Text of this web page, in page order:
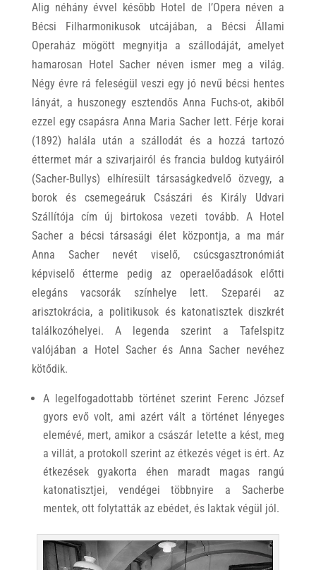
Alig néhány évvel később Hotel de l’Opera néven a
Bécsi Filharmonikusok utcájában, a Bécsi Állami
Operaház mögött megnyitja a szállodáját, amelyet
hamarosan Hotel Sacher néven ismer meg a világ.
Négy évre rá feleségül veszi egy jó nevű bécsi hentes
lányát, a huszonegy esztendős Anna Fuchs-ot, akiből
ezzel egy csapásra Anna Maria Sacher lett. Férje korai
(1892) halála után a szállodát és a hozzá tartozó
éttermet már a szivarjairól és francia buldog kutyáiról
(Sacher-Bullys) elhíresült társaságkedvelő özvegy, a
borok és csemegeáruk Császári és Király Udvari
Szállítója cím új birtokosa vezeti tovább. A Hotel
Sacher a bécsi társasági élet központja, a ma már
Anna Sacher nevét viselő, csúcsgasztronómiát
képviselő étterme pedig az operaelőadások előtti
elegáns vacsorák színhelye lett. Szeparéi az
arisztokrácia, a politikusok és katonatisztek diszkrét
találkozóhelyei. A legenda szerint a Tafelspitz
valójában a Hotel Sacher és Anna Sacher nevéhez
kötődik.
A legelfogadottabb történet szerint Ferenc József
gyors evő volt, ami azért vált a történet lényeges
elemévé, mert, amikor a császár letette a kést, meg
a villát, a protokoll szerint az étkezés véget is ért. Az
étkezések gyakorta éhen maradt magas rangú
katonatisztjei, vendégei többnyire a Sacherbe
mentek, ott folytatták az ebédet, és laktak végül jól.